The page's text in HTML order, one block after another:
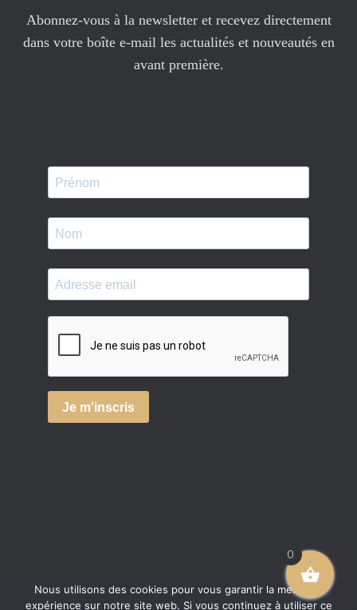
Abonnez-vous à la newsletter et recevez directement
dans votre boîte e-mail les actualités et nouveautés en
avant première.
0
Nous utilisons des cookies pour vous garantir la meilleure
expérience sur notre site web. Si vous continuez à utiliser ce